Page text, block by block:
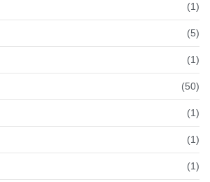
(1)
(5)
(1)
(50)
(1)
(1)
(1)